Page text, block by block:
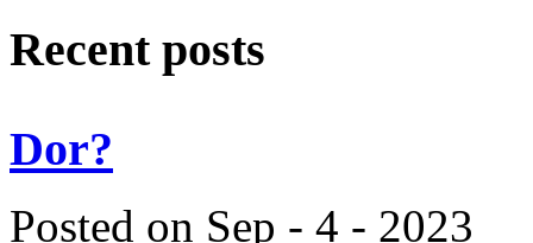
Recent posts
Dor?
Posted on Sep - 4 - 2023